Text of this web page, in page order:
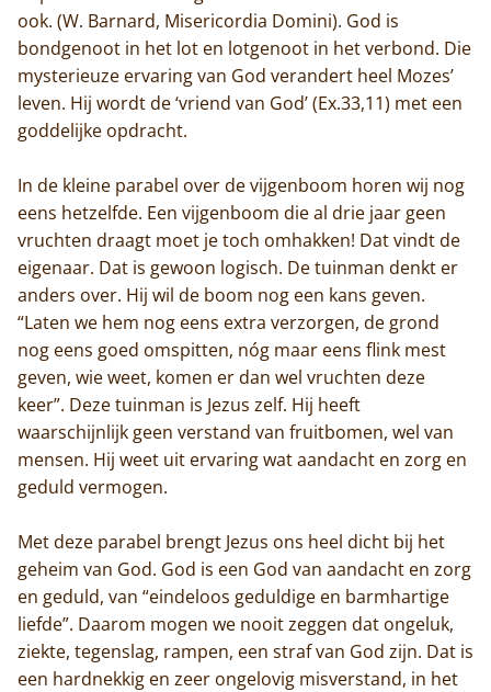
Trappisten
De abdij
Actueel
Monnik worden
Contact
ook. (W. Barnard, Misericordia Domini). God is
bondgenoot in het lot en lotgenoot in het verbond. Die
mysterieuze ervaring van God verandert heel Mozes’
leven. Hij wordt de ‘vriend van God’ (Ex.33,11) met een
goddelijke opdracht.
In de kleine parabel over de vijgenboom horen wij nog
eens hetzelfde. Een vijgenboom die al drie jaar geen
vruchten draagt moet je toch omhakken! Dat vindt de
eigenaar. Dat is gewoon logisch. De tuinman denkt er
anders over. Hij wil de boom nog een kans geven.
“Laten we hem nog eens extra verzorgen, de grond
nog eens goed omspitten, nóg maar eens flink mest
geven, wie weet, komen er dan wel vruchten deze
keer”. Deze tuinman is Jezus zelf. Hij heeft
waarschijnlijk geen verstand van fruitbomen, wel van
mensen. Hij weet uit ervaring wat aandacht en zorg en
geduld vermogen.
Met deze parabel brengt Jezus ons heel dicht bij het
geheim van God. God is een God van aandacht en zorg
en geduld, van “eindeloos geduldige en barmhartige
liefde”. Daarom mogen we nooit zeggen dat ongeluk,
ziekte, tegenslag, rampen, een straf van God zijn. Dat is
een hardnekkig en zeer ongelovig misverstand, in het